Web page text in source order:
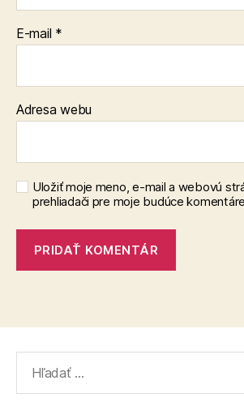
E-mail *
Adresa webu
Uložiť moje meno, e-mail a webovú
prehliadači pre moje budúce